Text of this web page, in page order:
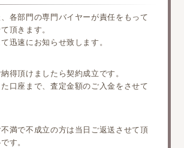
各部門の専門バイヤーが責任をもって
頂きます。
迅速にお知らせ致します。
得頂けましたら契約成立です。
口座まで、査定金額のご入金をさせて
満で不成立の方は当日ご返送させて頂
す。